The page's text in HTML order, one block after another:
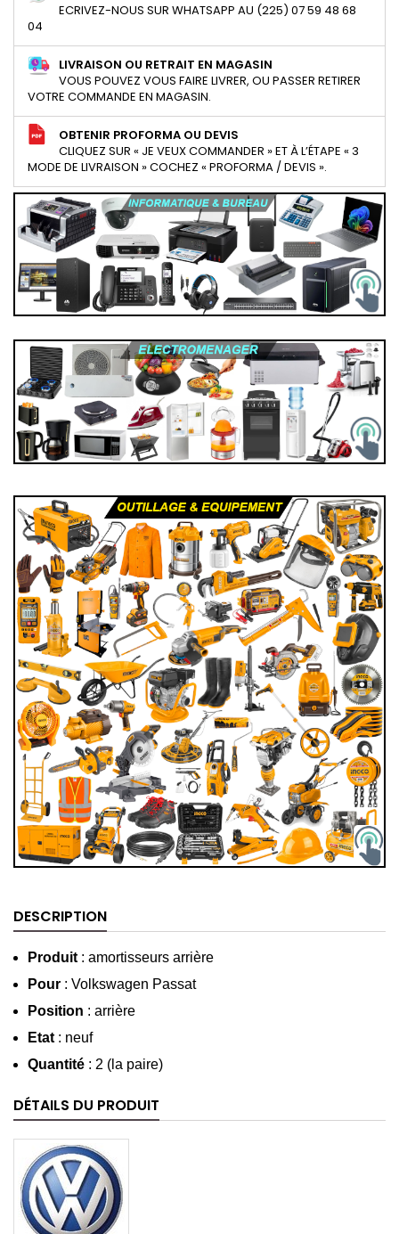
ECRIVEZ-NOUS SUR WHATSAPP AU (225) 07 59 48 68
04
LIVRAISON OU RETRAIT EN MAGASIN
VOUS POUVEZ VOUS FAIRE LIVRER, OU PASSER RETIRER
VOTRE COMMANDE EN MAGASIN.
OBTENIR PROFORMA OU DEVIS
CLIQUEZ SUR « JE VEUX COMMANDER » ET À L’ÉTAPE « 3
MODE DE LIVRAISON » COCHEZ « PROFORMA / DEVIS ».
DESCRIPTION
Produit : amortisseurs arrière
Pour : Volkswagen Passat
Position : arrière
Etat : neuf
Quantité : 2 (la paire)
DÉTAILS DU PRODUIT